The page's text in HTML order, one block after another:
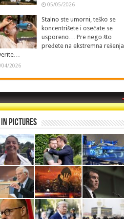
05/05/2026
Stalno ste umorni, teško se
koncentrišete i osećate se
usporeno… Pre nego što
pređete na ekstremna rešenja,
04/2026
in Pictures